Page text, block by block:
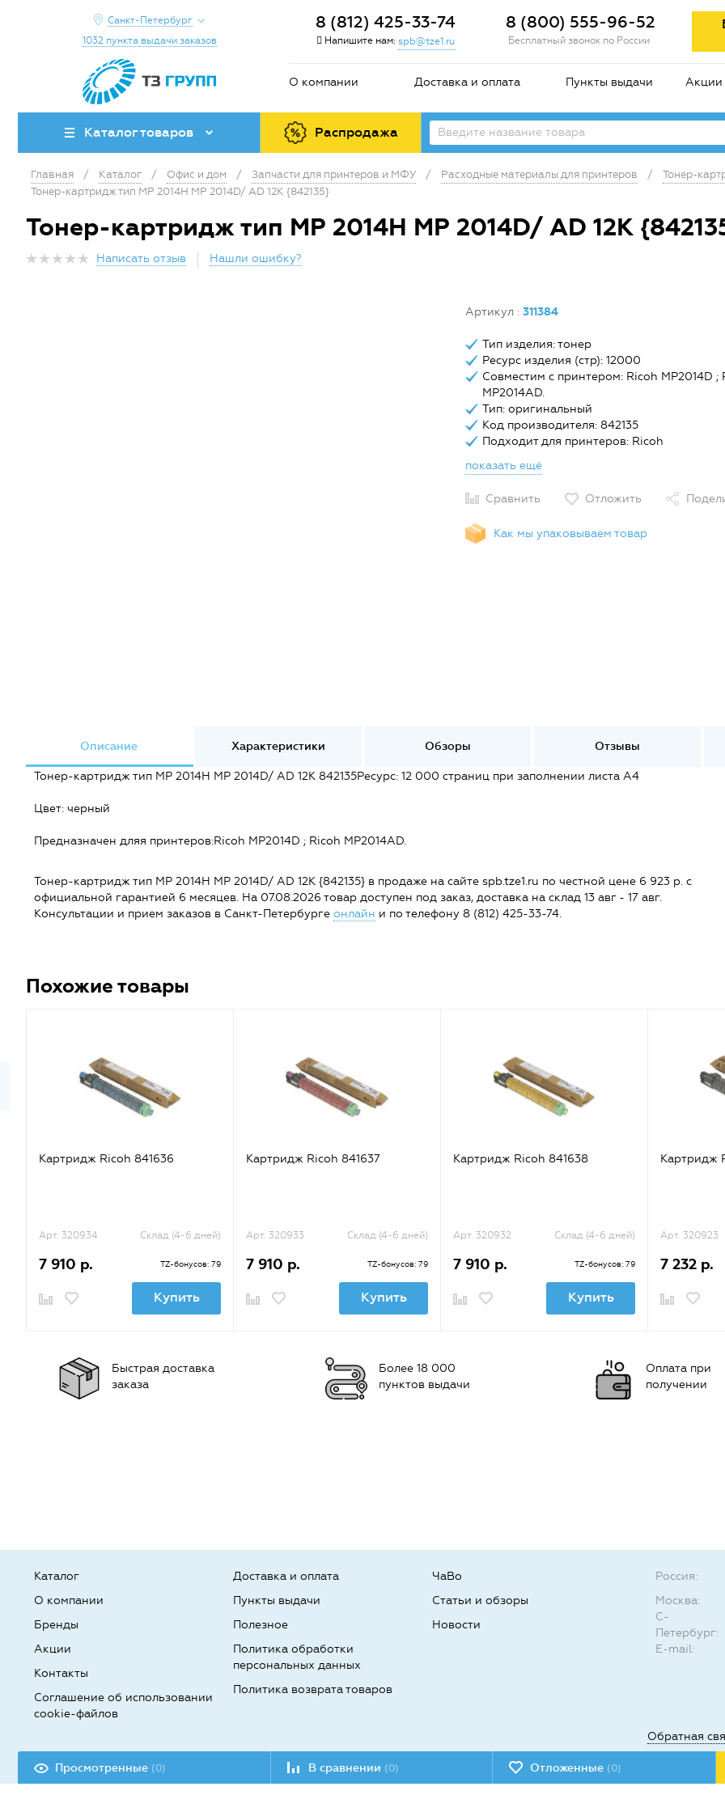
Санкт-Петербург
1032 пункта выдачи заказов
8 (812) 425-33-74
Напишите нам: spb@tze1.ru
8 (800) 555-96-52
Бесплатный звонок по России
О компании Доставка и оплата Пункты выдачи Акции
Каталог товаров Распродажа
Главная / Каталог / Офис и дом / Запчасти для принтеров и МФУ / Расходные материалы для принтеров / Тонер-
Тонер-картридж тип MP 2014H MP 2014D/ AD 12K {842135}
Тонер-картридж тип MP 2014H MP 2014D/ AD 12K
Написать отзыв Нашли ошибку?
Артикул : 311384
Тип изделия: тонер
Ресурс изделия (стр): 12000
Совместим с принтером: Ricoh MP2014D ;
MP2014AD.
Тип: оригинальный
Код производителя: 842135
Подходит для принтеров: Ricoh
показать ещё
Сравнить Отложить
Как мы упаковываем товар
Описание Характеристики Обзоры Отзывы
Тонер-картридж тип MP 2014H MP 2014D/ AD 12K 842135Ресурс: 12 000 страниц при заполнении листа А4
Цвет: черный
Предназначен дляя принтеров:Ricoh MP2014D ; Ricoh MP2014AD.
Тонер-картридж тип MP 2014H MP 2014D/ AD 12K {842135} в продаже на сайте spb.tze1.ru по честной цене 6 923 р. с
официальной гарантией 6 месяцев. На 07.08.2026 товар доступен под заказ, доставка на склад 13 авг - 17 авг.
Консультации и прием заказов в Санкт-Петербурге онлайн и по телефону 8 (812) 425-33-74.
Похожие товары
Картридж Ricoh 841636
Арт. 320934 Склад (4-6 дней)
7 910 р. TZ-бонусов: 79
Купить
Картридж Ricoh 841637
Арт. 320933 Склад (4-6 дней)
7 910 р. TZ-бонусов: 79
Купить
Картридж Ricoh 841638
Арт. 320932 Склад (4-6 дней)
7 910 р. TZ-бонусов: 79
Купить
Картридж
Арт. 320923
7 232 р.
Быстрая доставка
заказа
Более 18 000
пунктов выдачи
Оплата при
получении
Каталог
О компании
Бренды
Доставка и оплата
Пункты выдачи
Полезное
ЧаВо
Статьи и обзоры
Новости
Акции
Контакты
Соглашение об использовании
cookie-файлов
Политика обработки
персональных данных
Политика возврата товаров
Разработка сайта:
Россия:
Москва:
С-
Петербург:
E-mail:
Обратная
Просмотренные (0) В сравнении (0) Отложенные (0)